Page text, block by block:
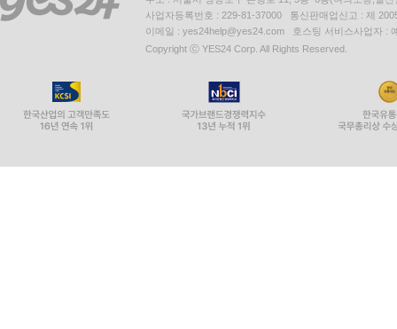
사업자등록번호 : 229-81-37000 통신판매업신고 : 제
이메일 : yes24help@yes24.com 호스팅 서비스사업자 :
Copyright ⓒ YES24 Corp. All Rights Reserved.